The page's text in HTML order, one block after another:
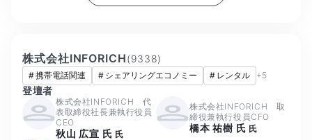
株式会社INFORICH(9338)
#携帯電話関連 # シェアリングエコノミー # レンタル +5
登壇者
株式会社INFORICH 代
表取締役社長兼執行役員
CEO
秋山 広宣 氏 氏
株式会社INFORICH 取
締役兼執行役員CFO
橋本 祐樹 氏 氏